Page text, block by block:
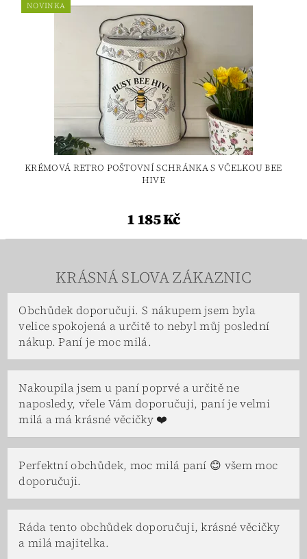
NOVINKA
KRÉMOVÁ RETRO POŠTOVNÍ SCHRÁNKA S VČELKOU BEE
HIVE
1 185 Kč
KRÁSNÁ SLOVA ZÁKAZNIC
Obchůdek doporučuji. S nákupem jsem byla
velice spokojená a určitě to nebyl můj poslední
nákup. Paní je moc milá.
Nakoupila jsem u paní poprvé a určitě ne
naposledy, vřele Vám doporučuji, paní je velmi
milá a má krásné věcičky ❤️
Perfektní obchůdek, moc milá paní 😊 všem moc
doporučuji.
Ráda tento obchůdek doporučuji, krásné věcičky
a milá majitelka.